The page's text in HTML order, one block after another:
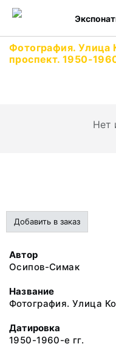
Фотография. Улица
проспект. 1950-
Нет
Добавить в заказ
Автор
Осипов-Симак
Название
Фотография. Улица
Датировка
1950-1960-е гг.